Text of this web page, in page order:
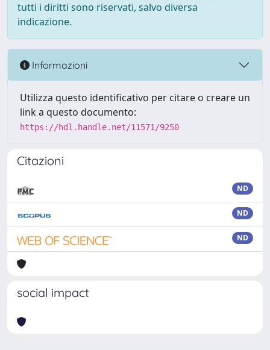
tutti i diritti sono riservati, salvo diversa
indicazione.
Informazioni
Utilizza questo identificativo per citare o creare un
link a questo documento:
https://hdl.handle.net/11571/9250
Citazioni
ND
ND
ND
social impact